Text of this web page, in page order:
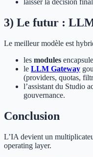
laisser la décision
3) Le futur :
Le meilleur modèle est
les modules
le LLM Gateway
(providers, quotas,
l’assistant du Studio
gouvernance.
Conclusion
L’IA devient un
operating layer.